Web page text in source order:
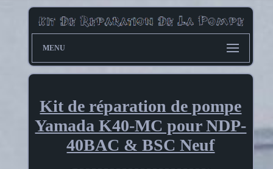
MENU
Kit de réparation de pompe
Yamada K40-MC pour NDP-
40BAC & BSC Neuf